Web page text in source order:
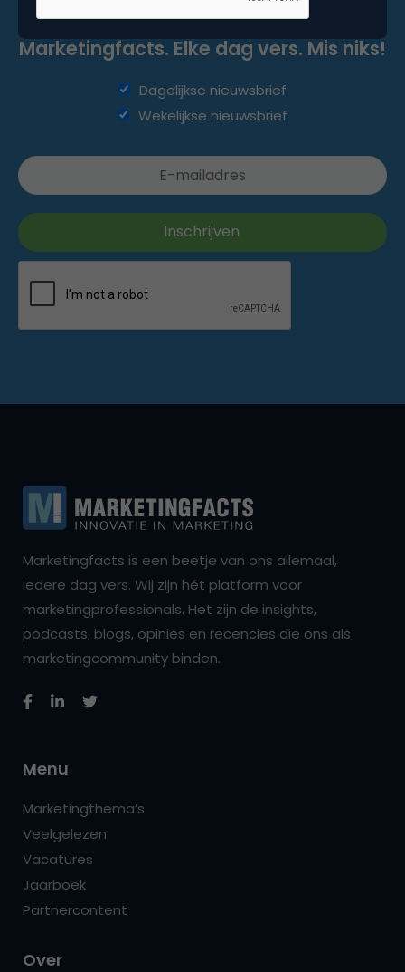
Marketingfacts. Elke dag vers. Mis niks!
Dagelijkse nieuwsbrief
Wekelijkse nieuwsbrief
Marketingfacts is een beetje van ons allemaal,
iedere dag vers. Wij zijn hét platform voor
marketingprofessionals. Het zijn de insights,
podcasts, blogs, opinies en recencies die ons als
marketingcommunity binden.
Menu
Marketingthema’s
Veelgelezen
Vacatures
Jaarboek
Partnercontent
Over